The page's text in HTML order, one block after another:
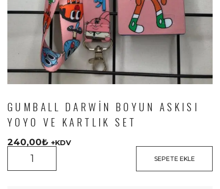
GUMBALL DARWIN BOYUN ASKISI
YOYO VE KARTLIK SET
240,00₺ +KDV
SEPETE EKLE